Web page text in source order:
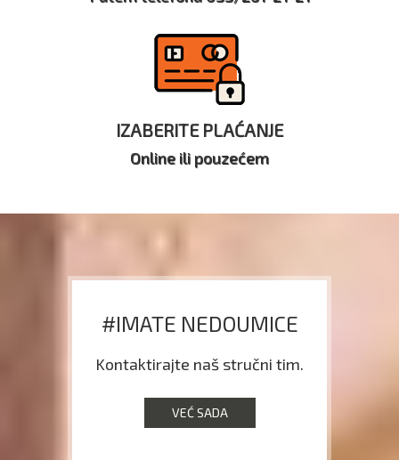
IZABERITE PLAĆANJE
Online ili pouzećem
#IMATE NEDOUMICE
Kontaktirajte naš stručni tim.
VEĆ SADA